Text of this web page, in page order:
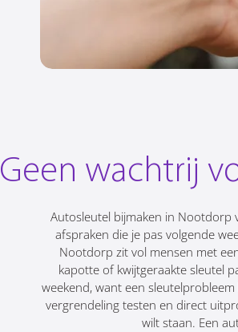
Geen wachtrij
Autosleutel bijmaken in Nootdorp
afspraken die je pas volgende
Nootdorp zit vol mensen met
kapotte of kwijtgeraakte sleutel
weekend, want een
vergrendeling testen en direct
wilt staan. Een